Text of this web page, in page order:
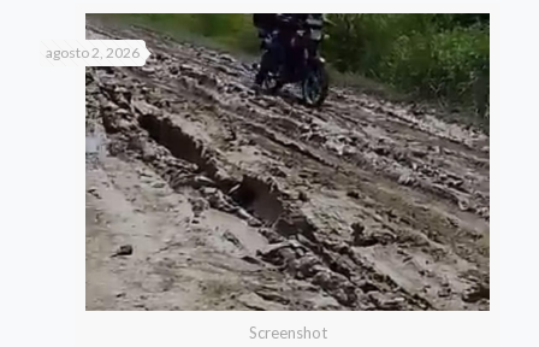
Screenshot
agosto 2, 2026